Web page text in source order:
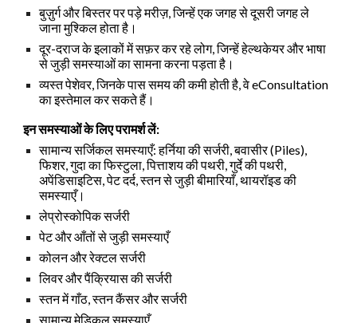
बुज़ुर्ग और बिस्तर पर पड़े मरीज़, जिन्हें एक जगह से दूसरी जगह ले
जाना मुश्किल होता है।
दूर-दराज के इलाकों में सफ़र कर रहे लोग, जिन्हें हेल्थकेयर और भाषा
से जुड़ी समस्याओं का सामना करना पड़ता है।
व्यस्त पेशेवर, जिनके पास समय की कमी होती है, वे eConsultation
का इस्तेमाल कर सकते हैं।
इन समस्याओं के लिए परामर्श लें:
सामान्य सर्जिकल समस्याएँ: हर्निया की सर्जरी, बवासीर (Piles),
फिशर, गुदा का फिस्टुला, पित्ताशय की पथरी, गुर्दे की पथरी,
अपेंडिसाइटिस, पेट दर्द, स्तन से जुड़ी बीमारियाँ, थायरॉइड की
समस्याएँ।
लेप्रोस्कोपिक सर्जरी
पेट और आँतों से जुड़ी समस्याएँ
कोलन और रेक्टल सर्जरी
लिवर और पैंक्रियास की सर्जरी
स्तन में गाँठ, स्तन कैंसर और सर्जरी
सामान्य मेडिकल समस्याएँ